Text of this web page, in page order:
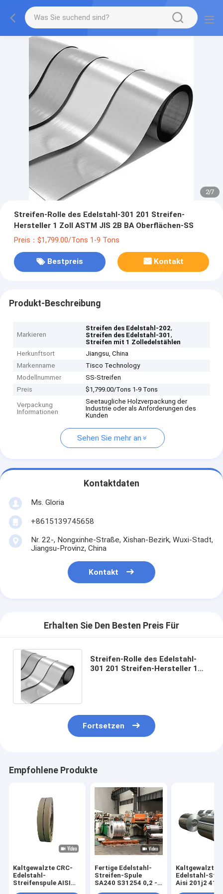
2/7
Streifen-Rolle des Edelstahl-301 201 Streifen-
Hersteller 1 Zoll ASTM JIS 2B BA Oberflächen-SS
Preis：$1,799.00/Tons 1-9 Tons
Bestpreis Kontakt
Produkt-Beschreibung
Markieren
Streifen des Edelstahl-202,
Streifen des Edelstahl-301,
Streifen mit 1 Zolledelstählen
Herkunftsort
Jiangsu, China
Markenname
Tisco Technology
Modellnummer
SS-Streifen
Preis
$1,799.00/Tons 1-9 Tons
Verpackung
Informationen
Seetaugliche Holzverpackung der
Industrie oder als Anforderungen des
Kunden
Sehen Sie mehr an
Kontaktdaten
Ms. Gloria
+8615139745658
Nr. 22-, Nongxinhe-Straße, Xishan-Bezirk, Wuxi-Stadt,
Jiangsu-Provinz, China
Kontakt
Erhalten Sie Den Besten Preis Für
Streifen-Rolle des Edelstahl-
301 201 Streifen-Hersteller 1
Fortsetzen
Empfohlene Produkte
Kaltgewalzte CRC-
Edelstahl-
Streifenspule AISI
Fertige Edelstahl-
Streifen-Spule
SA240 S31254 0,2 -
Kaltgewalzter
Edelstahl-
Aisi 201j2 410